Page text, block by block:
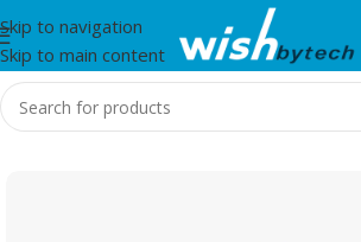
Skip to navigation
Skip to main content
Home/Marvo